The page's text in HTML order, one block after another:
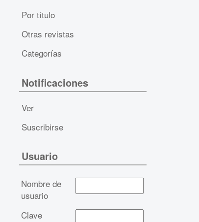
Por título
Otras revistas
Categorías
Notificaciones
Ver
Suscribirse
Usuario
Nombre de
usuario
Clave